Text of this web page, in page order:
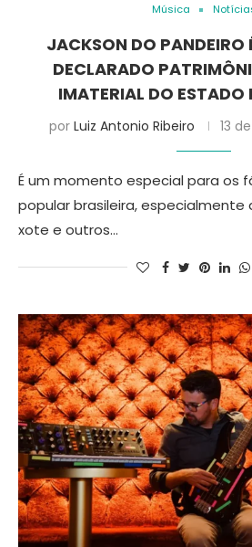
Música
JACKSON DO PANDEIRO
DECLARADO
IMATERIAL DO
por Luiz Antonio Ribeiro 13
É um momento especial para os
popular brasileira, especialmente
xote e outros…